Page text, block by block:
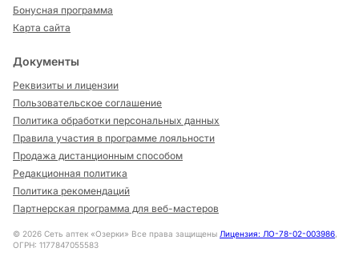
Бонусная программа
Карта сайта
Документы
Реквизиты и лицензии
Пользовательское соглашение
Политика обработки персональных данных
Правила участия в программе лояльности
Продажа дистанционным способом
Редакционная политика
Политика рекомендаций
Партнерская программа для веб-мастеров
© 2026 Сеть аптек «Озерки» Все права защищены Лицензия: ЛО-78-02-003986,
ОГРН: 1177847055583